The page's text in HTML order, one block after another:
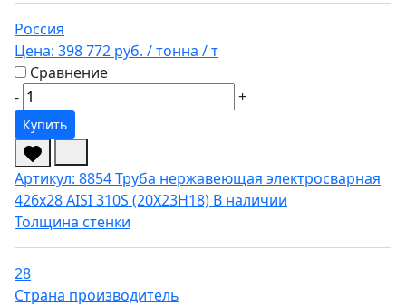
Россия
Цена: 398 772 руб. / тонна / т
Сравнение
-
+
Купить
Артикул: 8854Труба нержавеющая электросварная
426х28 AISI 310S (20Х23Н18) В наличии
Толщина стенки
28
Страна производитель